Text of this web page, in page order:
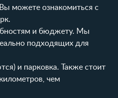
можете ознакомиться с
.
и бюджету. Мы
подходящих для
и парковка. Также стоит
чем